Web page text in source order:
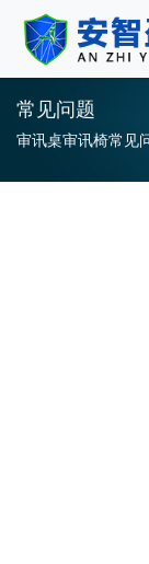
审讯
常见问题
审讯桌审讯椅常见